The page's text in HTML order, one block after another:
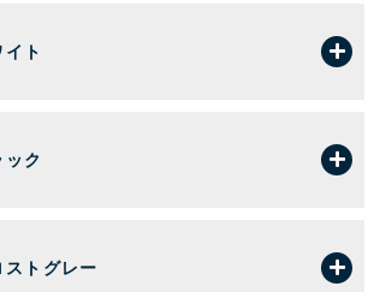
ト
ク
ストグレー